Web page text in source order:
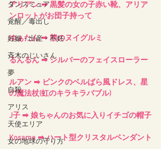
ダンスミュア
覚醒／毒出し
妊娠・出産・不妊
斉木のじいさん
夢
自殺
アリス
天使エリア
女の地球の守り方
アリアン ➡ 黒髪の女の子赤い靴、アリア
ンロットがお団子持って
ゆぁたん ➡ 熊のヌイグルミ
るんるん ➡ シルバーのフェイスローラー
ルアン ➡ ピンクのベルばら風ドレス、星
の魔法杖(虹のキラキラバブル)
J子 ➡ 娘ちゃんのお気に入りイチゴの帽子
Kosame ➡ ハート型クリスタルペンダント